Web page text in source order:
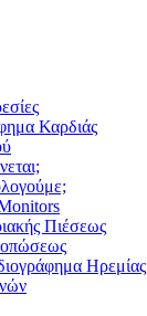
Καρδιάς
Πιέσεως
Ηρεμίας